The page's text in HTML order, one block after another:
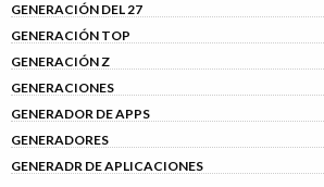
GENERACIÓN DEL 27
GENERACIÓN TOP
GENERACIÓN Z
GENERACIONES
GENERADOR DE APPS
GENERADORES
GENERADR DE APLICACIONES